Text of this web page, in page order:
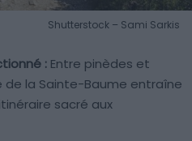
Shutterstock – Sami Sarkis
: Entre pinèdes et
de la Sainte-Baume entraîne
sacré aux